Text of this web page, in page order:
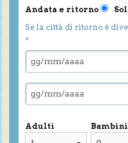
Andata e ritorno
Se la città di ritorno è
»
Adulti Bambini